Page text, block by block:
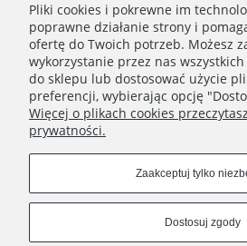
DANE FIRMOWE
INFORMACJE
KATEGORIE
Dział Obsługi Klienta pon -
Pliki cookies i pokrewne im
poprawne działanie strony i
ofertę do Twoich potrzeb. Możesz
wykorzystanie przez nas
do sklepu lub dostosować użycie
preferencji, wybierając opcję
Więcej o plikach cookies
prywatności.
Zaakceptuj tylko
Dostosuj zgody